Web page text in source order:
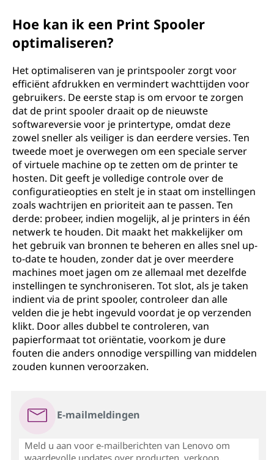
Hoe kan ik een Print Spooler
optimaliseren?
Het optimaliseren van je printspooler zorgt voor
efficiënt afdrukken en vermindert wachttijden voor
gebruikers. De eerste stap is om ervoor te zorgen
dat de print spooler draait op de nieuwste
softwareversie voor je printertype, omdat deze
zowel sneller als veiliger is dan eerdere versies. Ten
tweede moet je overwegen om een speciale server
of virtuele machine op te zetten om de printer te
hosten. Dit geeft je volledige controle over de
configuratieopties en stelt je in staat om instellingen
zoals wachtrijen en prioriteit aan te passen. Ten
derde: probeer, indien mogelijk, al je printers in één
netwerk te houden. Dit maakt het makkelijker om
het gebruik van bronnen te beheren en alles snel up-
to-date te houden, zonder dat je over meerdere
machines moet jagen om ze allemaal met dezelfde
instellingen te synchroniseren. Tot slot, als je taken
indient via de print spooler, controleer dan alle
velden die je hebt ingevuld voordat je op verzenden
klikt. Door alles dubbel te controleren, van
papierformaat tot oriëntatie, voorkom je dure
fouten die anders onnodige verspilling van middelen
zouden kunnen veroorzaken.
E-mailmeldingen
Meld u aan voor e-mailberichten van Lenovo om
waardevolle updates over producten, verkoop,